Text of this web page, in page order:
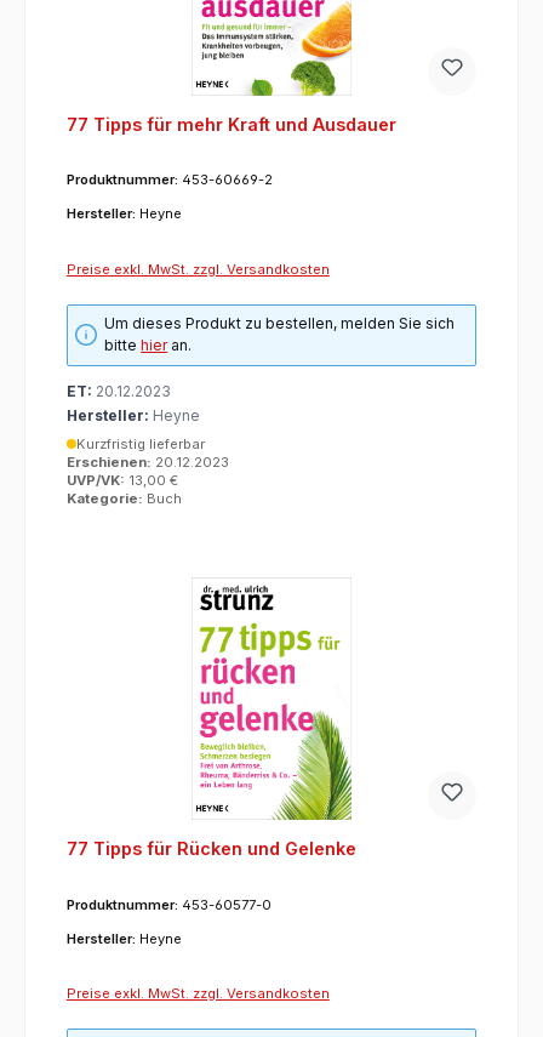
77 Tipps für mehr Kraft und Ausdauer
Produktnummer: 453-60669-2
Hersteller: Heyne
Preise exkl. MwSt. zzgl. Versandkosten
Um dieses Produkt zu bestellen, melden Sie sich
bittehieran.
ET: 20.12.2023
Hersteller: Heyne
Kurzfristig lieferbar
Erschienen: 20.12.2023
UVP/VK: 13,00 €
Kategorie: Buch
77 Tipps für Rücken und Gelenke
Produktnummer: 453-60577-0
Hersteller: Heyne
Preise exkl. MwSt. zzgl. Versandkosten